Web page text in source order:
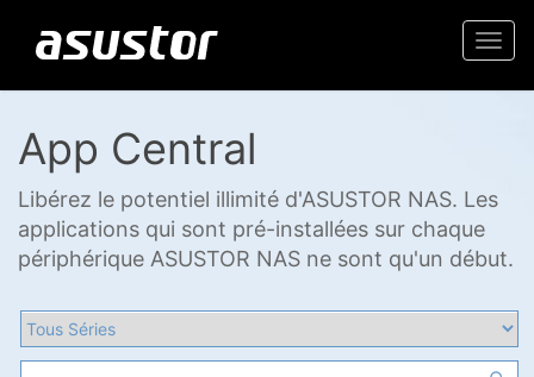
App Central
Libérez le potentiel illimité d'ASUSTOR NAS. Les
applications qui sont pré-installées sur chaque
périphérique ASUSTOR NAS ne sont qu'un début.